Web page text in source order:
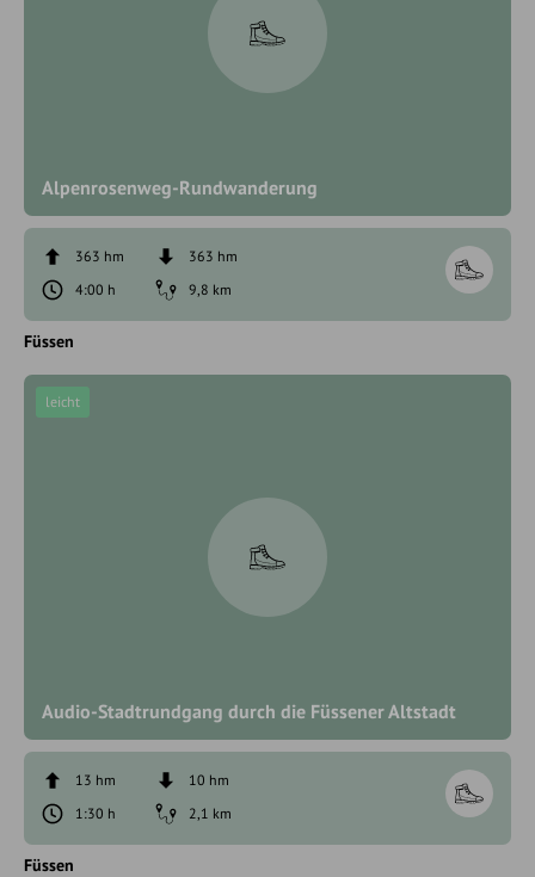
Alpenrosenweg-Rundwanderung
363 hm
363 hm
4:00 h
9,8 km
Füssen
Audio-Stadtrundgang durch die Füssener Altstadt
leicht
13 hm
10 hm
1:30 h
2,1 km
Füssen